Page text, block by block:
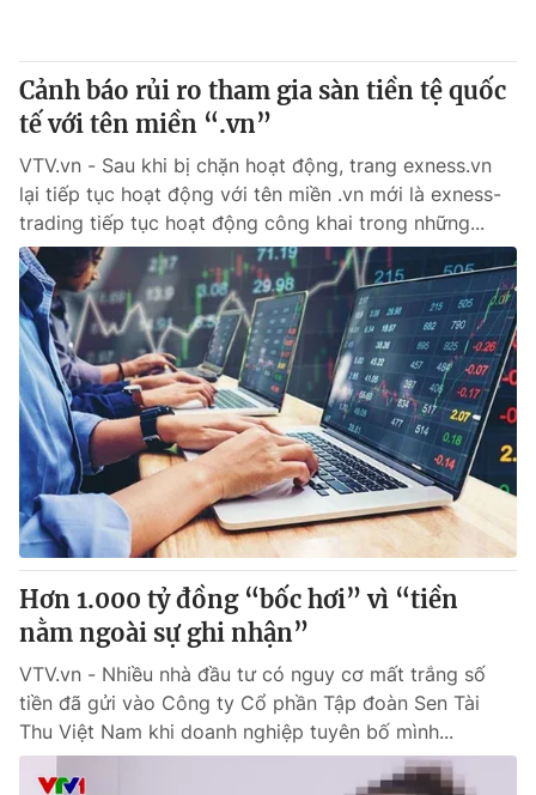
Tổng Biên tập:Vũ Thanh Thủy
Phó Tổng Biên tập: Nguyễn Thị Mỹ Hạnh, Phạm Quốc Thắng,
Nguyễn Trọng Ninh
024.38 355 931 - 024.38 355 932
Ðiện thoại Thời báo VTV: 024.66 897 897
Email:toasoan@vtv.vn
Liên hệ quảng cáo:024-7300.7108
® Cấm sao chép dưới mọi hình thức nếu không có sự chấp
thuận bằng văn bản. Ghi rõ nguồn VTV.vn khi phát hành lại
thông tin từ website này.
Cảnh báo rủi ro tham gia sàn tiền tệ quốc
tế với tên miền “.vn”
VTV.vn - Sau khi bị chặn hoạt động, trang exness.vn
lại tiếp tục hoạt động với tên miền .vn mới là exness-
trading tiếp tục hoạt động công khai trong những...
Hơn 1.000 tỷ đồng “bốc hơi” vì “tiền
nằm ngoài sự ghi nhận”
VTV.vn - Nhiều nhà đầu tư có nguy cơ mất trắng số
tiền đã gửi vào Công ty Cổ phần Tập đoàn Sen Tài
Thu Việt Nam khi doanh nghiệp tuyên bố mình...